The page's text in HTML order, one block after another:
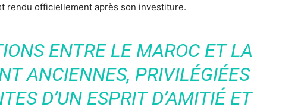
rendu officiellement après son investiture.
ENTRE LE MAROC ET LA
ANCIENNES, PRIVILÉGIÉES
D’UN ESPRIT D’AMITIÉ ET